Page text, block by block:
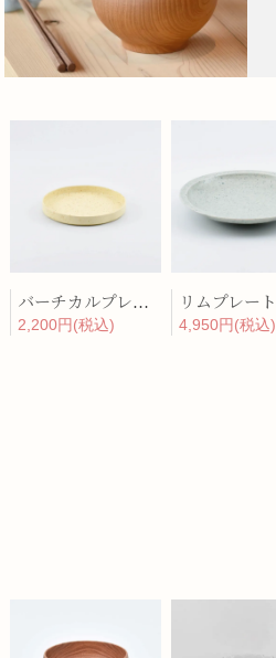
バーチカルプレート 15cm 化粧土
2,200円(税込)
4,950円(税込)